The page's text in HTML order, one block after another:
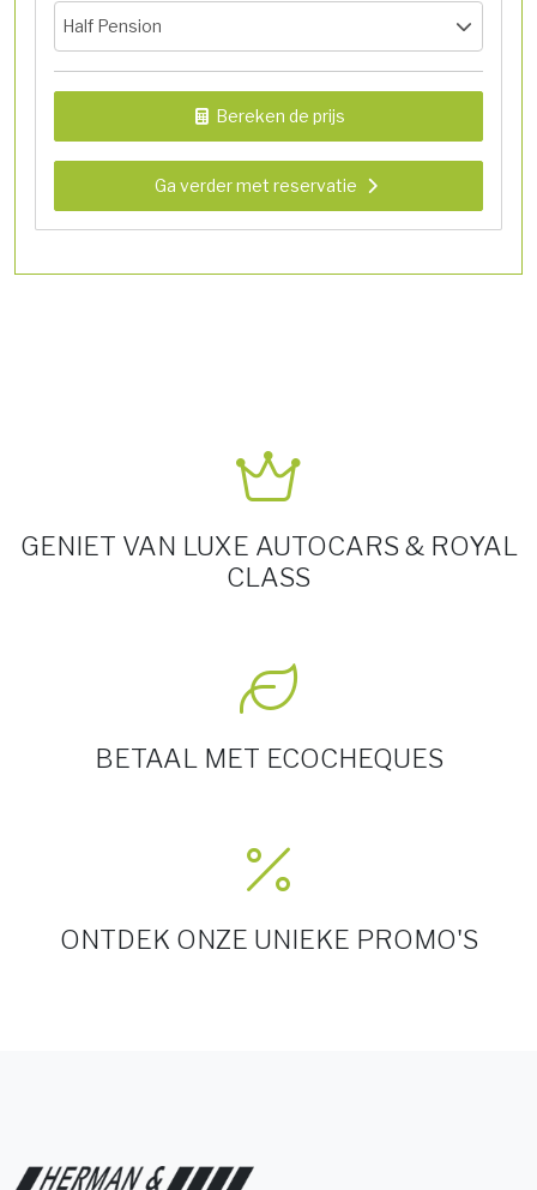
Half Pension
Bereken de prijs
Ga verder met reservatie
GENIET VAN LUXE AUTOCARS & ROYAL
CLASS
BETAAL MET ECOCHEQUES
ONTDEK ONZE UNIEKE PROMO'S